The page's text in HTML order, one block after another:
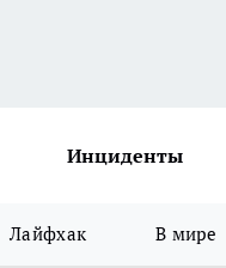
Инциденты
Лайфхак В мире